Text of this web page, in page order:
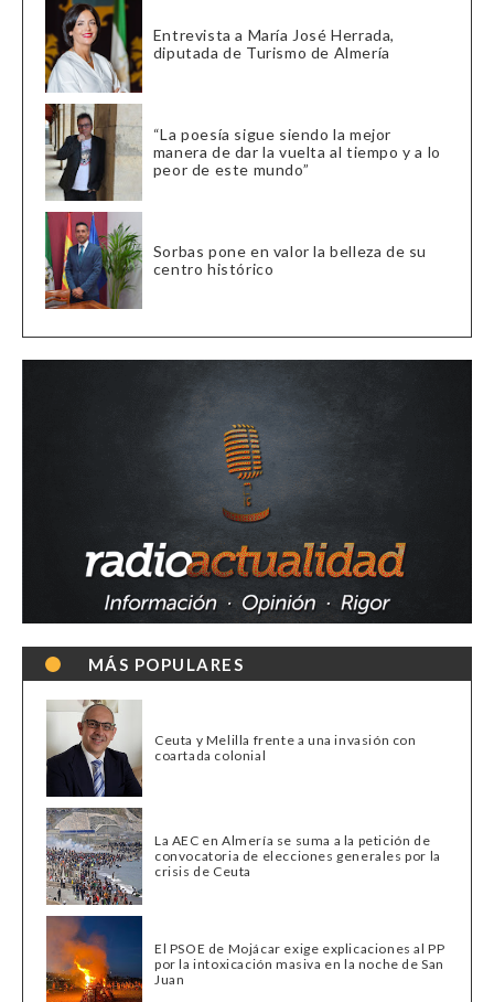
Entrevista a María José Herrada,
diputada de Turismo de Almería
“La poesía sigue siendo la mejor
manera de dar la vuelta al tiempo y a lo
peor de este mundo”
Sorbas pone en valor la belleza de su
centro histórico
MÁS POPULARES
Ceuta y Melilla frente a una invasión con
coartada colonial
La AEC en Almería se suma a la petición de
convocatoria de elecciones generales por la
crisis de Ceuta
El PSOE de Mojácar exige explicaciones al PP
por la intoxicación masiva en la noche de San
Juan